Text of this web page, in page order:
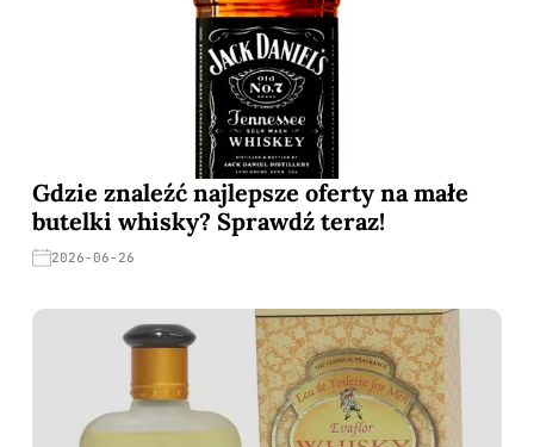
Gdzie znaleźć najlepsze oferty na małe
butelki whisky? Sprawdź teraz!
2026-06-26